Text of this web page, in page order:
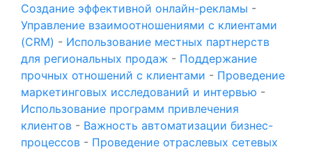
Создание эффективной онлайн-рекламы -
Управление взаимоотношениями с клиентами
(CRM) - Использование местных партнерств
для региональных продаж - Поддержание
прочных отношений с клиентами - Проведение
маркетинговых исследований и интервью -
Использование программ привлечения
клиентов - Важность автоматизации бизнес-
процессов - Проведение отраслевых сетевых